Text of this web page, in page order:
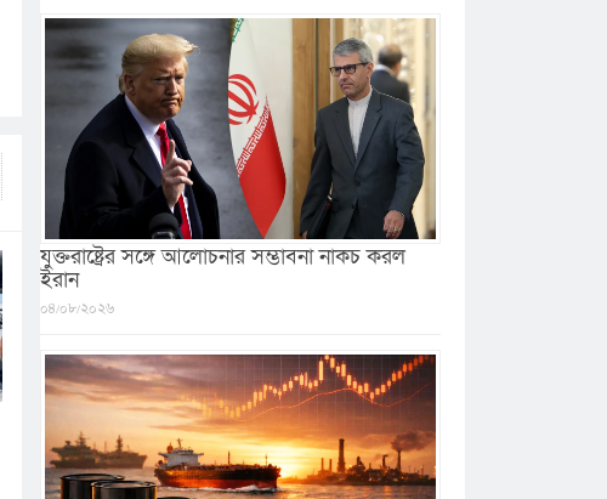
যুক্তরাষ্ট্রের সঙ্গে আলোচনার সম্ভাবনা নাকচ করল
ইরান
০৪/০৮/২০২৬